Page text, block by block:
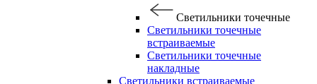
Светильники точечные
Светильники точечные
встраиваемые
Светильники точечные
накладные
Светильники встраиваемые